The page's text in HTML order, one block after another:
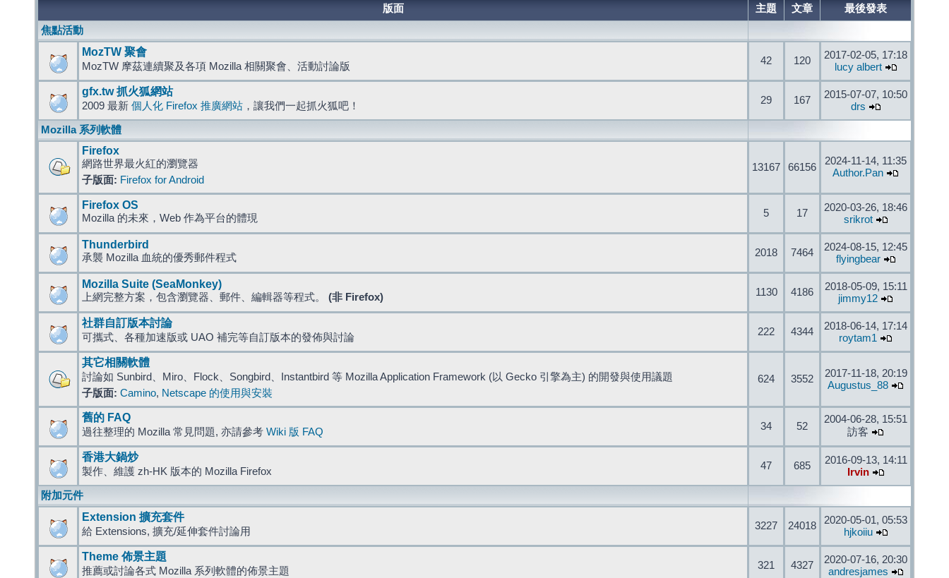
版面 主題 文章
最後發表
焦點活動
MozTW 聚會
MozTW 摩茲連續聚及各項 Mozilla 相關聚會、活動討論版 42 120
2017-02-05, 17:18
lucy albert
gfx.tw 抓火狐網站
2009 最新 個人化 Firefox 推廣網站 ，讓我們一起抓火狐吧！ 29 167
2015-07-07, 10:50
drs
Mozilla 系列軟體
Firefox
網路世界最火紅的瀏覽器
子版面: Firefox for Android
13167 66156
2024-11-14, 11:35
Author.Pan
Firefox OS
Mozilla 的未來，Web 作為平台的體現 5 17
2020-03-26, 18:46
srikrot
Thunderbird
承襲 Mozilla 血統的優秀郵件程式 2018 7464
2024-08-15, 12:45
flyingbear
Mozilla Suite (SeaMonkey)
上網完整方案，包含瀏覽器、郵件、編輯器等程式。 (非 Firefox) 1130 4186
2018-05-09, 15:11
jimmy12
社群自訂版本討論
可攜式、各種加速版或 UAO 補完等自訂版本的發佈與討論 222 4344
2018-06-14, 17:14
roytam1
其它相關軟體
討論如 Sunbird、Miro、Flock、Songbird、Instantbird 等 Mozilla Application Framework (以 Gecko 引擎為主) 的開發與使用議題
子版面: Camino, Netscape 的使用與安裝
624 3552
2017-11-18, 20:19
Augustus_88
舊的 FAQ
過往整理的 Mozilla 常見問題, 亦請參考 Wiki 版 FAQ 34 52
2004-06-28, 15:51
訪客
香港大鍋炒
製作、維護 zh-HK 版本的 Mozilla Firefox 47 685
2016-09-13, 14:11
Irvin
附加元件
Extension 擴充套件
給 Extensions, 擴充/延伸套件討論用 3227 24018
2020-05-01, 05:53
hjkoiiu
Theme 佈景主題
推薦或討論各式 Mozilla 系列軟體的佈景主題 321 4327
2020-07-16, 20:30
andresjames